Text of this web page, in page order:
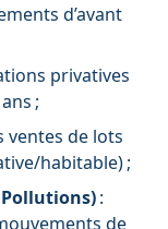
d’avant
privatives
;
ventes de lots
habitable) ;
Pollutions):
de